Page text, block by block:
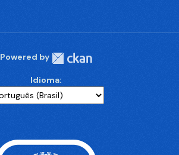
Powered by
Idioma